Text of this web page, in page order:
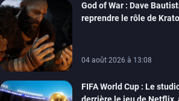
God of War : Dave
reprendre le rôle de
04 août 2026 à 13:08
FIFA World Cup : Le